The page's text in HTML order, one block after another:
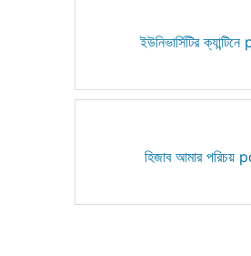
ইউনিভার্সিটির
হিজাব আমার পরিচয়